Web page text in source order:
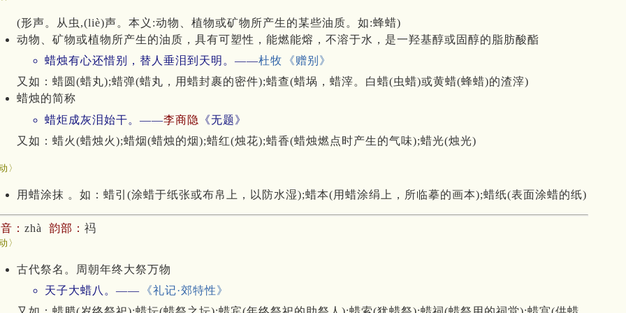
(形声。从虫,(liè)声。本义:动物、植物或矿物所产生的某些油质。如:蜂蜡)
动物、矿物或植物所产生的油质，具有可塑性，能燃能熔，不溶于水，是一羟基醇或固醇的脂肪酸酯
蜡烛有心还惜别，替人垂泪到天明。——杜牧
《赠别》
又如：蜡圆(蜡丸);蜡弹(蜡丸，用蜡封裹的密件);蜡查(蜡埚，蜡滓。白蜡(虫蜡)或黄蜡(蜂蜡)的渣滓)
蜡烛的简称
蜡炬成灰泪始干。——李商隐
《无题》
又如：蜡火(蜡烛火);蜡烟(蜡烛的烟);蜡红(烛花);蜡香(蜡烛燃点时产生的气味);蜡光(烛光)
〉
用蜡涂抹 。如：蜡引(涂蜡于纸张或布帛上，以防水湿);蜡本(用蜡涂绢上，所临摹的画本);蜡纸(表面涂蜡的纸)
： zhà 韵部： 祃
〉
古代祭名。周朝年终大祭万物
天子大蜡八。——
《礼记·郊特性》